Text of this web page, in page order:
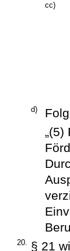
cc)
d)
„(5)
20. § 21